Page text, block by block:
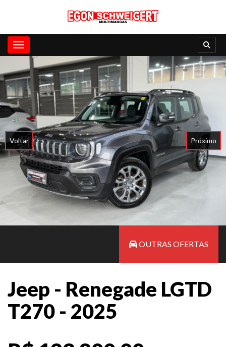
Toggle navigation
Voltar Próximo
OUTRAS OFERTAS
Jeep - Renegade LGTD
T270 - 2025